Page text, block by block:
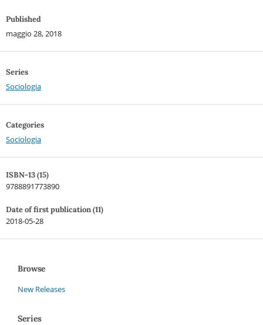
Published
maggio 28, 2018
Series
Sociologia
Categories
Sociologia
ISBN-13 (15)
9788891773890
Date of first publication (11)
2018-05-28
Browse
New Releases
Series